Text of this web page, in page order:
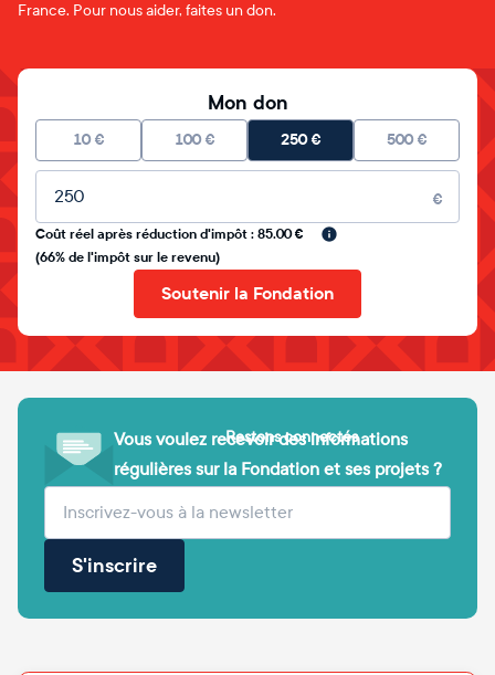
France. Pour nous aider, faites un don.
Mon don
10 € 100 € 250€ 500 €
Montant libre
€
Coût réel après réduction d'impôt : 85.00 €
(66% de l'impôt sur le revenu)
Soutenir la Fondation
Vous voulez recevoir des informations
régulières sur la Fondation et ses projets ?
Votre adresse e-mail (obligatoire)
S'inscrire
Restons connectés